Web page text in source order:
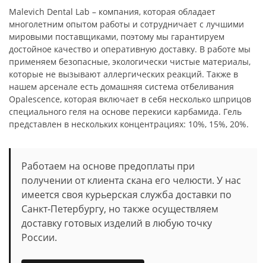
Malevich Dental Lab – компания, которая обладает
многолетним опытом работы и сотрудничает с лучшими
мировыми поставщиками, поэтому мы гарантируем
достойное качество и оперативную доставку. В работе мы
применяем безопасные, экологически чистые материалы,
которые не вызывают аллергических реакций. Также в
нашем арсенале есть домашняя система отбеливания
Opalescence, которая включает в себя несколько шприцов
специального геля на основе перекиси карбамида. Гель
представлен в нескольких концентрациях: 10%, 15%, 20%.
Работаем на основе предоплаты при
получении от клиента скана его челюсти. У нас
имеется своя курьерская служба доставки по
Санкт-Петербургу, но также осуществляем
доставку готовых изделий в любую точку
России.